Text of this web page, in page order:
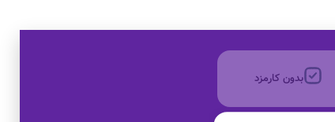
بدون کارمزد